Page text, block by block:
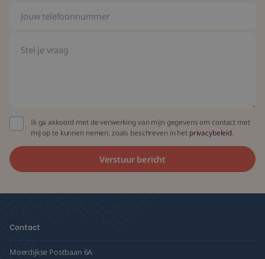
Ik ga akkoord met de verwerking van mijn gegevens om contact met
mij op te kunnen nemen, zoals beschreven in het privacybeleid.
Contact
Moerdijkse Postbaan 6A